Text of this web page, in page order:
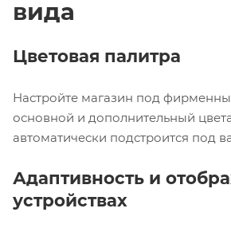
вида
Цветовая палитра
Настройте магазин под
основной и дополнительный
автоматически подстроится под
Адаптивность и
устройствах